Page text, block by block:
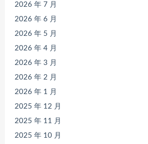
2026 年 7 月
2026 年 6 月
2026 年 5 月
2026 年 4 月
2026 年 3 月
2026 年 2 月
2026 年 1 月
2025 年 12 月
2025 年 11 月
2025 年 10 月